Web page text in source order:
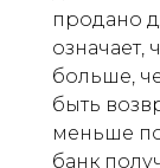
продано
означает,
больше,
быть
меньше
банк